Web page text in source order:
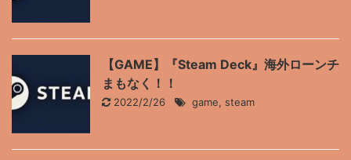
【GAME】『Steam Deck』海外ローンチ
まもなく！！
2022/2/26 game, steam